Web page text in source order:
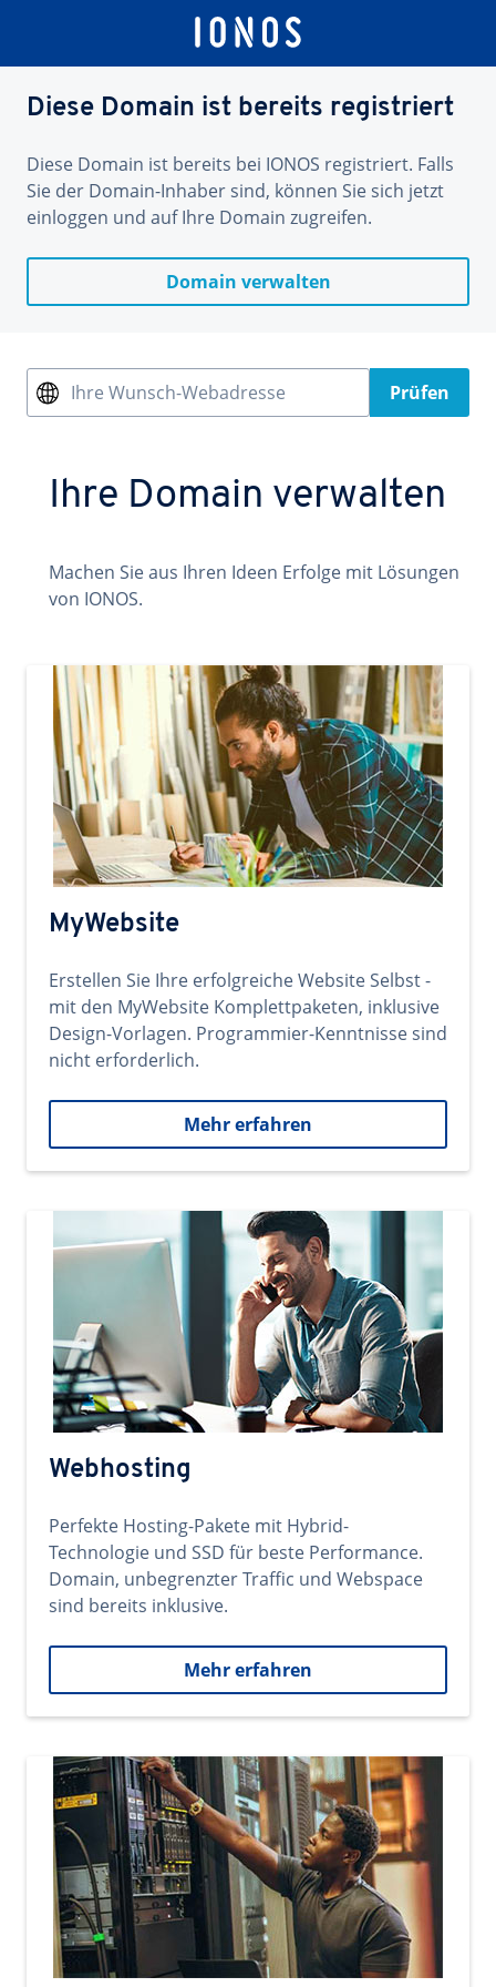
Diese Domain ist bereits registriert
Diese Domain ist bereits bei IONOS registriert. Falls
Sie der Domain-Inhaber sind, können Sie sich jetzt
einloggen und auf Ihre Domain zugreifen.
Domain verwalten
Ihre Wunsch-Webadresse Prüfen
Ihre Domain verwalten
Machen Sie aus Ihren Ideen Erfolge mit Lösungen
von IONOS.
MyWebsite
Erstellen Sie Ihre erfolgreiche Website Selbst -
mit den MyWebsite Komplettpaketen, inklusive
Design-Vorlagen. Programmier-Kenntnisse sind
nicht erforderlich.
Mehr erfahren
Webhosting
Perfekte Hosting-Pakete mit Hybrid-
Technologie und SSD für beste Performance.
Domain, unbegrenzter Traffic und Webspace
sind bereits inklusive.
Mehr erfahren